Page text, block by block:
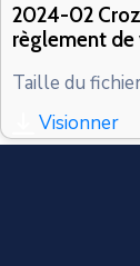
2024-02
règlement de
Taille du
Visionner